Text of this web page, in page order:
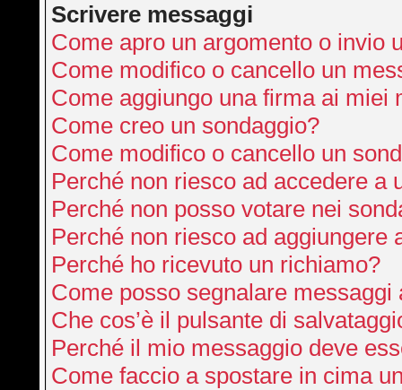
Scrivere messaggi
Come apro un argomento o invio
Come modifico o cancello un
Come aggiungo una firma ai miei
Come creo un sondaggio?
Come modifico o cancello un
Perché non riesco ad accedere a
Perché non posso votare nei
Perché non riesco ad aggiungere
Perché ho ricevuto un richiamo?
Come posso segnalare messaggi
Che cos’è il pulsante di
Perché il mio messaggio deve
Come faccio a spostare in cima